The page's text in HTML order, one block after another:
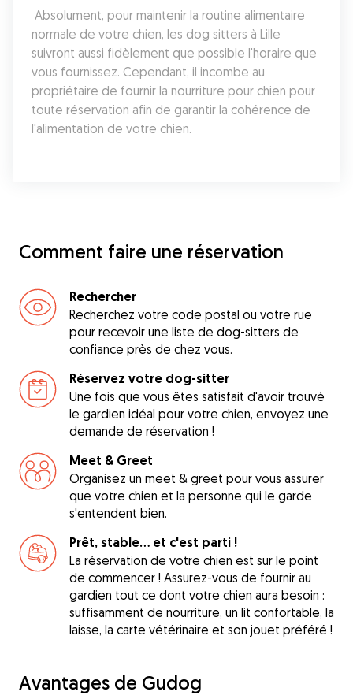
normale de votre chien, les dog sitters à Lille
suivront aussi fidèlement que possible l'horaire que
vous fournissez. Cependant, il incombe au
propriétaire de fournir la nourriture pour chien pour
toute réservation afin de garantir la cohérence de
l'alimentation de votre chien.
Comment faire une réservation
Rechercher
Recherchez votre code postal ou votre rue
pour recevoir une liste de dog-sitters de
confiance près de chez vous.
Réservez votre dog-sitter
Une fois que vous êtes satisfait d'avoir trouvé
le gardien idéal pour votre chien, envoyez une
demande de réservation !
Meet & Greet
Organisez un meet & greet pour vous assurer
que votre chien et la personne qui le garde
s'entendent bien.
Prêt, stable... et c'est parti !
La réservation de votre chien est sur le point
de commencer ! Assurez-vous de fournir au
gardien tout ce dont votre chien aura besoin :
suffisamment de nourriture, un lit confortable, la
laisse, la carte vétérinaire et son jouet préféré !
Avantages de Gudog